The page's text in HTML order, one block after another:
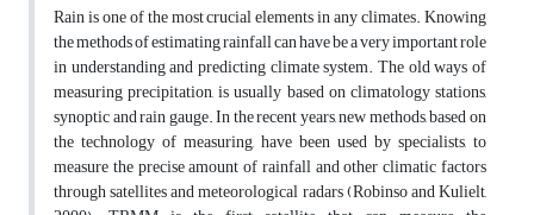
Rain is one of the most crucial elements in any climates. Knowing
the methods of estimating rainfall can have be a very important role
in understanding and predicting climate system. The old ways of
measuring precipitation, is usually based on climatology stations,
synoptic and rain gauge. In the recent years, new methods, based on
the technology of measuring, have been used by specialists, to
measure the precise amount of rainfall and other climatic factors
through satellites and meteorological radars (Robinso and Kulielt,